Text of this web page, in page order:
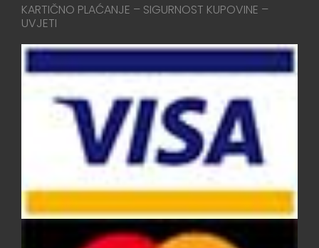
KARTIČNO PLAĆANJE – SIGURNOST KUPOVINE –
UVJETI